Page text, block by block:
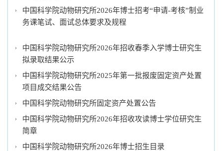
中国科学院动物研究所2026年博士招考“申请-考核”制业
务课笔试、面试总体要求及规程
中国科学院动物研究所2026年招收春季入学博士研究生
拟录取结果公示
中国科学院动物研究所2025年第一批报废固定资产处置
项目成交结果公告
中国科学院动物研究所固定资产处置公告
中国科学院动物研究所2026年招收攻读博士学位研究生
简章
中国科学院动物研究所2026年博士招生目录